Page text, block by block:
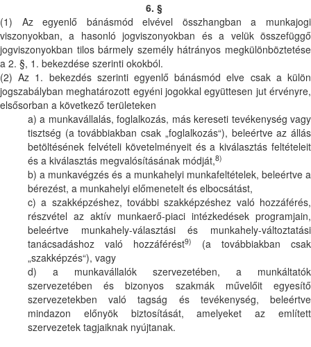
6. §
(1) Az egyenlő bánásmód elvével összhangban a munkajogi
viszonyokban, a hasonló jogviszonyokban és a velük összefüggő
jogviszonyokban tilos bármely személy hátrányos megkülönböztetése
a 2. §, 1. bekezdése szerinti okokból.
(2) Az 1. bekezdés szerinti egyenlő bánásmód elve csak a külön
jogszabályban meghatározott egyéni jogokkal együttesen jut érvényre,
elsősorban a következő területeken
a) a munkavállalás, foglalkozás, más kereseti tevékenység vagy
tisztség (a továbbiakban csak „foglalkozás“), beleértve az állás
betöltésének felvételi követelményeit és a kiválasztás feltételeit
és a kiválasztás megvalósításának módját,8)
b) a munkavégzés és a munkahelyi munkafeltételek, beleértve a
bérezést, a munkahelyi előmenetelt és elbocsátást,
c) a szakképzéshez, további szakképzéshez való hozzáférés,
részvétel az aktív munkaerő-piaci intézkedések programjain,
beleértve munkahely-választási és munkahely-változtatási
tanácsadáshoz való hozzáférést9)
(a továbbiakban csak
„szakképzés“), vagy
d) a munkavállalók szervezetében, a munkáltatók
szervezetében és bizonyos szakmák művelőit egyesítő
szervezetekben való tagság és tevékenység, beleértve
mindazon előnyök biztosítását, amelyeket az említett
szervezetek tagjaiknak nyújtanak.